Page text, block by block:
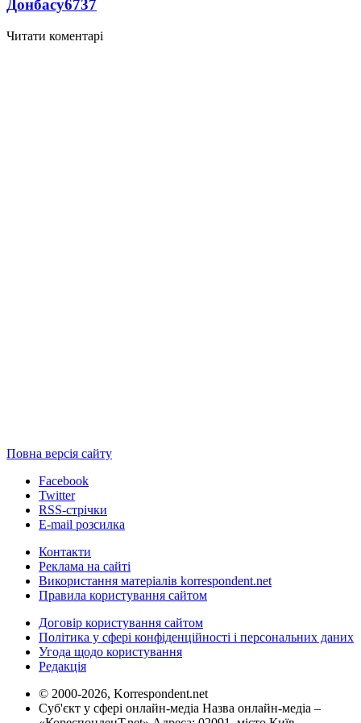
Донбасу6737
Читати коментарі
Повна версія сайту
Facebook
Twitter
RSS-стрічки
E-mail розсилка
Контакти
Реклама на сайті
Використання матеріалів korrespondent.net
Правила користування сайтом
Договір користування сайтом
Політика у сфері конфіденційності і персональних даних
Угода щодо користування
Редакція
© 2000-2026, Korrespondent.net
Суб'єкт у сфері онлайн-медіа Назва онлайн-медіа –